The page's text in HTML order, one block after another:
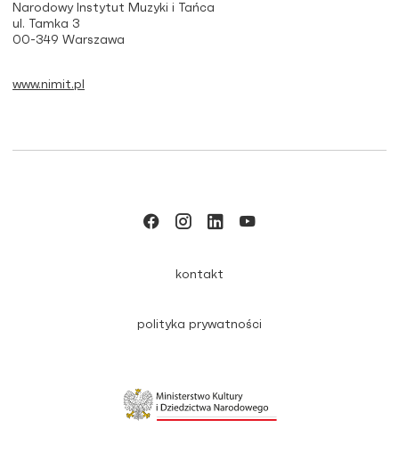
Narodowy Instytut Muzyki i Tańca
ul. Tamka 3
00-349 Warszawa
www.nimit.pl
kontakt
polityka prywatności